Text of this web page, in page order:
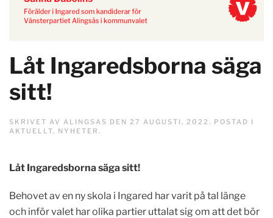
Låt Ingaredsborna säga
sitt!
SKRIVET AV ALINGSAS DEN 27 AUGUSTI, 2022 . POSTAD I
AKTUELLT, NYHETER .
Låt Ingaredsborna säga sitt!
Behovet av en ny skola i Ingared har varit på tal länge
och inför valet har olika partier uttalat sig om att det bör